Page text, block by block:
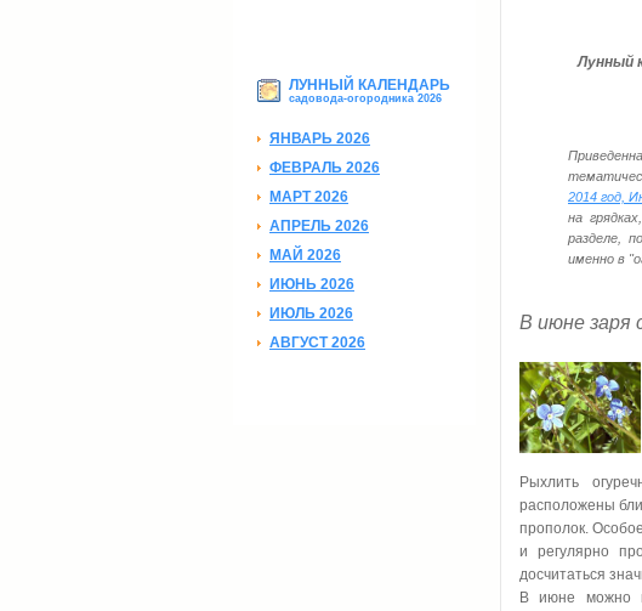
ЛУННЫЙ КАЛЕНДАРЬ
садовода-огородника 2026
ЯНВАРЬ 2026
ФЕВРАЛЬ 2026
МАРТ 2026
АПРЕЛЬ 2026
МАЙ 2026
ИЮНЬ 2026
ИЮЛЬ 2026
АВГУСТ 2026
Лунный
2014 год,
на
разделе,
именно в
В июне заря
Рыхлить
расположены
прополок.
и регулярно
досчитаться
В июне можно